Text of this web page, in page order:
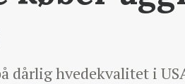
dårlig hvedekvalitet i